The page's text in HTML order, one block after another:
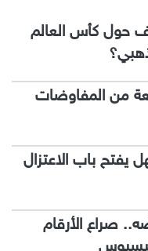
كيف حول كأس العالم
ذهبي؟
من المفاوضات
يفتح باب الاعتزال
صراع الأرقام